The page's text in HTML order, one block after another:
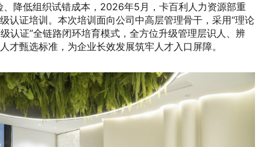
、降低组织试错成本，2026年5月，卡百利人力资源部重
认证培训。本次培训面向公司中高层管理骨干，采用“理论
认证”全链路闭环培育模式，全方位升级管理层识人、辨
才甄选标准，为企业长效发展筑牢人才入口屏障。